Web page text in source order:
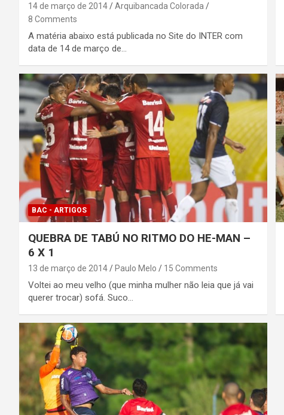
14 de março de 2014
Arquibancada Colorada
8 Comments
A matéria abaixo está publicada no Site do INTER com
data de 14 de março de…
BAC - ARTIGOS
QUEBRA DE TABÚ NO RITMO DO HE-MAN –
6 X 1
13 de março de 2014 Paulo Melo 15 Comments
Voltei ao meu velho (que minha mulher não leia que já vai
querer trocar) sofá. Suco…